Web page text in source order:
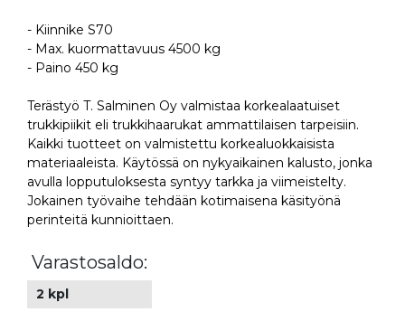
- Kiinnike S70
- Max. kuormattavuus 4500 kg
- Paino 450 kg
Terästyö T. Salminen Oy valmistaa korkealaatuiset
trukkipiikit eli trukkihaarukat ammattilaisen tarpeisiin.
Kaikki tuotteet on valmistettu korkealuokkaisista
materiaaleista. Käytössä on nykyaikainen kalusto, jonka
avulla lopputuloksesta syntyy tarkka ja viimeistelty.
Jokainen työvaihe tehdään kotimaisena käsityönä
perinteitä kunnioittaen.
Varastosaldo:
2 kpl